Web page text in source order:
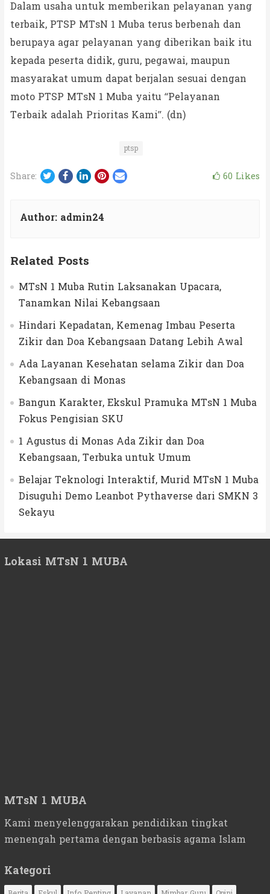
Dalam usaha untuk memberikan pelayanan yang
terbaik, PTSP MTsN 1 Muba terus berbenah dan
berupaya agar pelayanan yang diberikan baik itu
kepada peserta didik, guru, pegawai, maupun
masyarakat umum dapat berjalan sesuai dengan
moto PTSP MTsN 1 Muba yaitu “Pelayanan
Terbaik adalah Prioritas Kami”. (dn)
ptsp
Share: Twitter
Facebook
LinkedIn
Pinterest
Email 60 Likes
Author: admin24
Related Posts
MTsN 1 Muba Rutin Laksanakan Upacara,
Tanamkan Nilai Kebangsaan
Hindari Kepadatan, Kemenag Imbau Peserta
Zikir dan Doa Kebangsaan Datang Lebih Awal
Ada Layanan Kesehatan selama Zikir dan Doa
Kebangsaan di Monas
Bangun Karakter, Ekskul Pramuka MTsN 1 Muba
Fokus Pengisian SKU
1 Agustus di Monas Ada Zikir dan Doa
Kebangsaan, Terbuka untuk Umum
Belajar Teknologi Interaktif, Murid MTsN 1 Muba
Disuguhi Demo Leanbot Pythaverse dari SMKN 3
Sekayu
Lokasi MTsN 1 MUBA
MTsN 1 MUBA
Kami menyelenggarakan pendidikan tingkat
menengah pertama dengan berbasis agama Islam
Kategori